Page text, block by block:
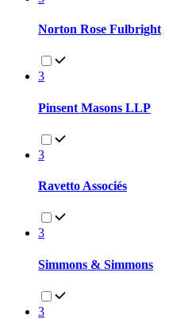
Norton Rose Fulbright
3
Pinsent Masons LLP
3
Ravetto Associés
3
Simmons & Simmons
3